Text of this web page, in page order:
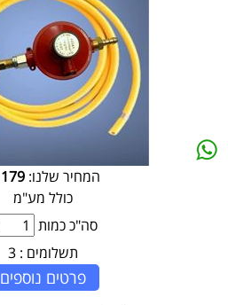
המחיר שלנו:179
כולל מע"מ
סה"כ כמות
תשלומים : 3
פרטים נוספים